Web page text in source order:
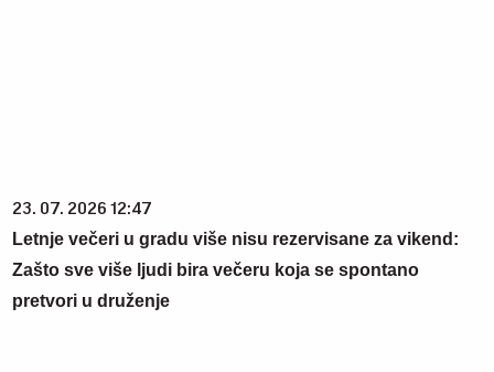
23. 07. 2026 12:47
Letnje večeri u gradu više nisu rezervisane za vikend:
Zašto sve više ljudi bira večeru koja se spontano
pretvori u druženje